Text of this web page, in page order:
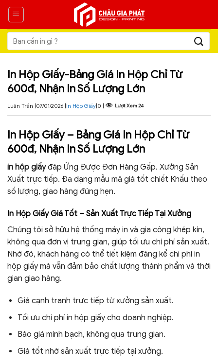
Skip
content
Tìm
kiếm:
In Hộp Giấy-Bảng Giá In Hộp Chỉ Từ
600đ, Nhận In Số Lượng Lớn
Luân Trần |07/01/2026 |In Hộp Giấy|0 | Lượt Xem24
In Hộp Giấy – Bảng Giá In Hộp Chỉ Từ
600đ, Nhận In Số Lượng Lớn
in hộp giấyđáp Ứng Được Đơn Hàng Gấp. Xưởng Sản
Xuất trực tiếp. Đa dạng mẫu mã giá tốt chiết Khấu theo
số lượng, giao hàng đúng hẹn.
In Hộp Giấy Giá Tốt – Sản Xuất Trực Tiếp Tại Xưởng
Chúng tôi sở hữu hệ thống máy in và gia công khép kín,
không qua đơn vị trung gian, giúp tối ưu chi phí sản xuất.
Nhờ đó, khách hàng có thể tiết kiệm đáng kể chi phí in
hộp giấy mà vẫn đảm bảo chất lượng thành phẩm và thời
gian giao hàng.
Giá cạnh tranh trực tiếp từ xưởng sản xuất.
Tối ưu chi phí in hộp giấy cho doanh nghiệp.
Báo giá minh bạch, không qua trung gian.
Giá tốt nhờ sản xuất trực tiếp tại xưởng.